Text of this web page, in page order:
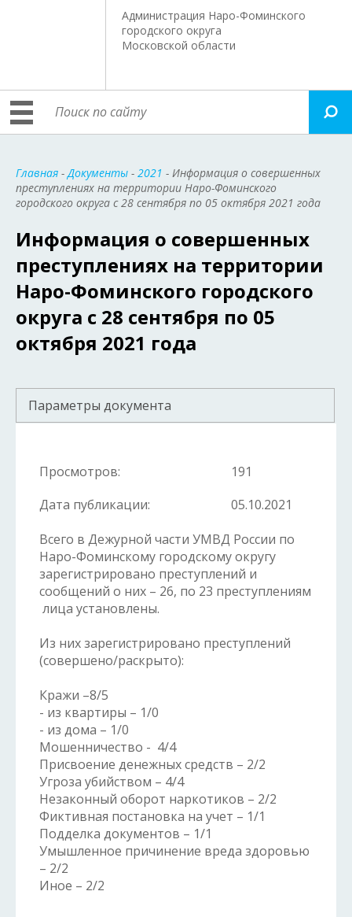
Администрация Наро-Фоминского
городского округа
Московской области
Главная -Документы - 2021 - Информация о совершенных
преступлениях на территории Наро-Фоминского
городского округа c 28 сентября по 05 октября 2021 года
Информация о совершенных
преступлениях на территории
Наро-Фоминского городского
округа c 28 сентября по 05
октября 2021 года
Параметры документа
Просмотров:
191
Дата публикации:
05.10.2021
Всего в Дежурной части УМВД России по
Наро-Фоминскому городскому округу
зарегистрировано преступлений и
сообщений о них – 26, по 23 преступлениям
лица установлены.
Из них зарегистрировано преступлений
(совершено/раскрыто):
Кражи –8/5
- из квартиры – 1/0
- из дома – 1/0
Мошенничество - 4/4
Присвоение денежных средств – 2/2
Угроза убийством – 4/4
Незаконный оборот наркотиков – 2/2
Фиктивная постановка на учет – 1/1
Подделка документов – 1/1
Умышленное причинение вреда здоровью
– 2/2
Иное – 2/2